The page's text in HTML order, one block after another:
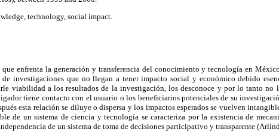
technology, social impact.
enfrenta la generación y transferencia del conocimiento y tecnología en
investigaciones que no llegan a tener impacto social y económico debido
viabilidad a los resultados de la investigación, los desconoce y por lo tanto no
tiene contacto con el usuario o los beneficiarios potenciales de su
esta relación se diluye o dispersa y los impactos esperados se vuelven
de un sistema de ciencia y tecnología se caracteriza por la existencia de
de un sistema de toma de decisiones participativo y transparente